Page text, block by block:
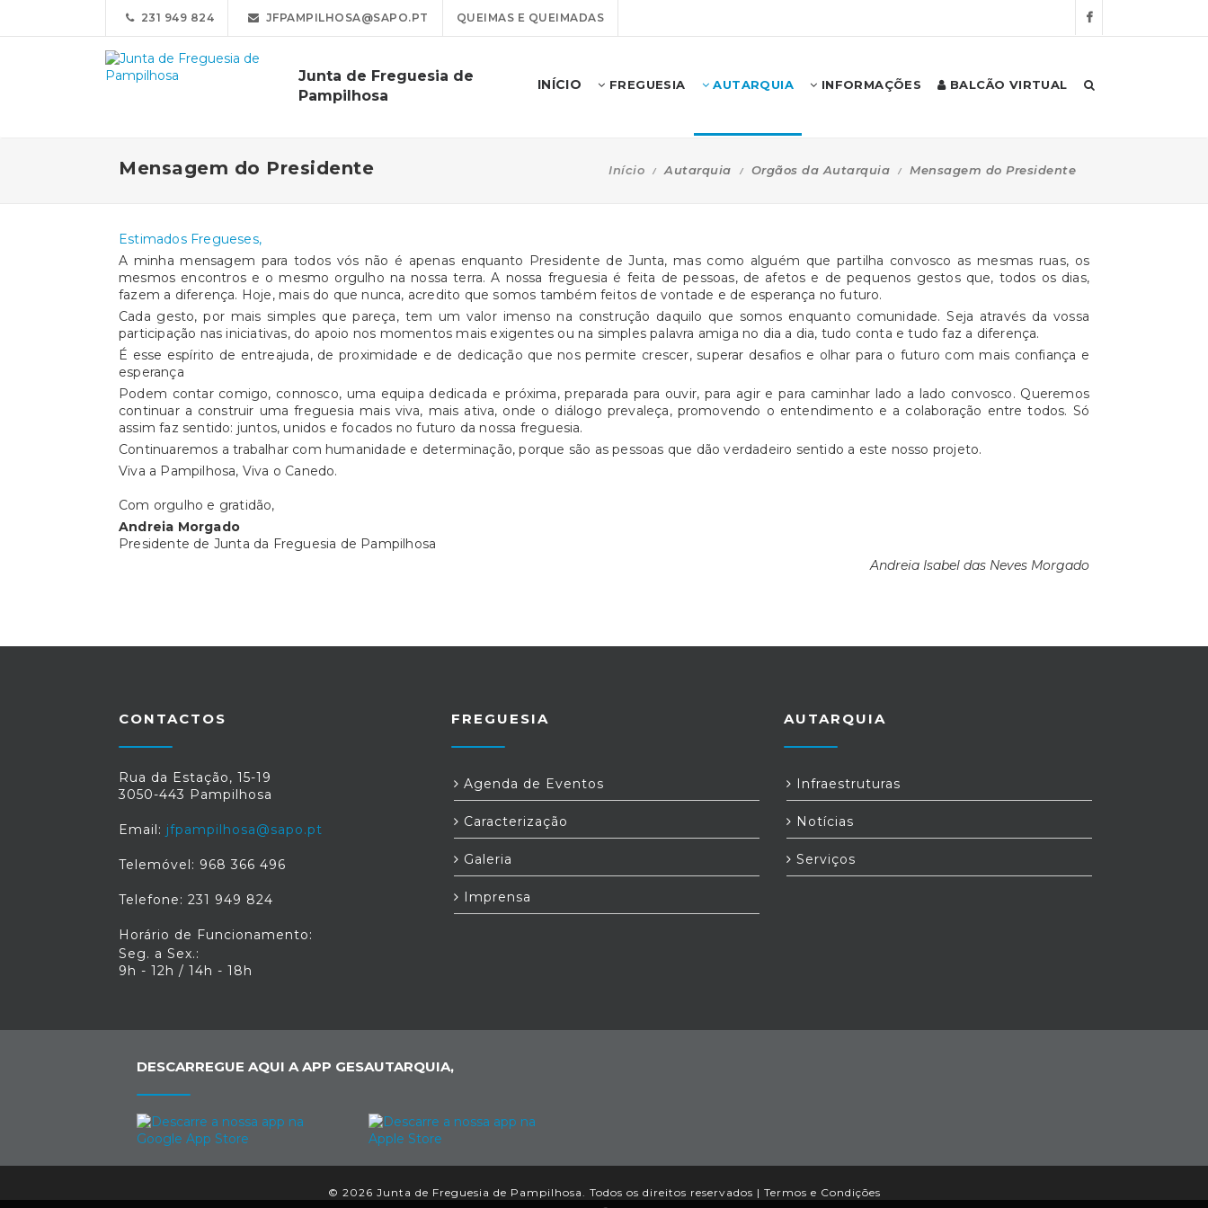
231 949 824 JFPAMPILHOSA@SAPO.PT QUEIMAS E QUEIMADAS
Junta de Freguesia de
Pampilhosa
INÍCIO FREGUESIA AUTARQUIA INFORMAÇÕES BALCÃO VIRTUAL
Mensagem do Presidente Início Autarquia Orgãos da Autarquia Mensagem do Presidente
Estimados Fregueses,
A minha mensagem para todos vós não é apenas enquanto Presidente de Junta, mas como alguém que partilha convosco as mesmas ruas, os
mesmos encontros e o mesmo orgulho na nossa terra. A nossa freguesia é feita de pessoas, de afetos e de pequenos gestos que, todos os dias,
fazem a diferença. Hoje, mais do que nunca, acredito que somos também feitos de vontade e de esperança no futuro.
Cada gesto, por mais simples que pareça, tem um valor imenso na construção daquilo que somos enquanto comunidade. Seja através da vossa
participação nas iniciativas, do apoio nos momentos mais exigentes ou na simples palavra amiga no dia a dia, tudo conta e tudo faz a diferença.
É esse espírito de entreajuda, de proximidade e de dedicação que nos permite crescer, superar desafios e olhar para o futuro com mais confiança e
esperança
Podem contar comigo, connosco, uma equipa dedicada e próxima, preparada para ouvir, para agir e para caminhar lado a lado convosco. Queremos
continuar a construir uma freguesia mais viva, mais ativa, onde o diálogo prevaleça, promovendo o entendimento e a colaboração entre todos. Só
assim faz sentido: juntos, unidos e focados no futuro da nossa freguesia.
Continuaremos a trabalhar com humanidade e determinação, porque são as pessoas que dão verdadeiro sentido a este nosso projeto.
Viva a Pampilhosa, Viva o Canedo.
Com orgulho e gratidão,
Andreia Morgado
Presidente de Junta da Freguesia de Pampilhosa
Andreia Isabel das Neves Morgado
CONTACTOS
Rua da Estação, 15-19
3050-443 Pampilhosa
Email: jfpampilhosa@sapo.pt
Telemóvel: 968 366 496
Telefone: 231 949 824
Horário de Funcionamento:
Seg. a Sex.:
9h - 12h / 14h - 18h
FREGUESIA
Agenda de Eventos
Caracterização
Galeria
Imprensa
AUTARQUIA
Infraestruturas
Notícias
Serviços
DESCARREGUE AQUI A APP GESAUTARQUIA,
© 2026 Junta de Freguesia de Pampilhosa. Todos os direitos reservados | Termos e Condições